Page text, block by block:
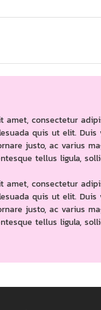
amet, consectetur
quis ut elit.
justo, ac varius
tellus ligula,
amet, consectetur
quis ut elit.
justo, ac varius
tellus ligula,